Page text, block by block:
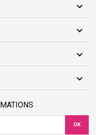



